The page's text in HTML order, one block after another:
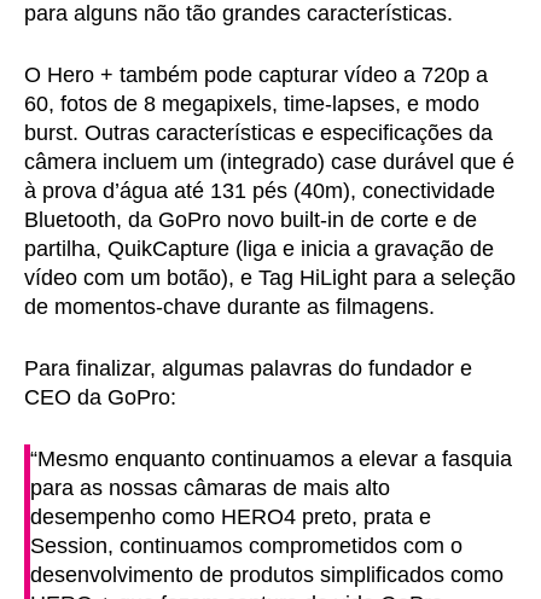
para alguns não tão grandes características.
O Hero + também pode capturar vídeo a 720p a
60, fotos de 8 megapixels, time-lapses, e modo
burst. Outras características e especificações da
câmera incluem um (integrado) case durável que é
à prova d’água até 131 pés (40m), conectividade
Bluetooth, da GoPro novo built-in de corte e de
partilha, QuikCapture (liga e inicia a gravação de
vídeo com um botão), e Tag HiLight para a seleção
de momentos-chave durante as filmagens.
Para finalizar, algumas palavras do fundador e
CEO da GoPro:
“Mesmo enquanto continuamos a elevar a fasquia
para as nossas câmaras de mais alto
desempenho como HERO4 preto, prata e
Session, continuamos comprometidos com o
desenvolvimento de produtos simplificados como